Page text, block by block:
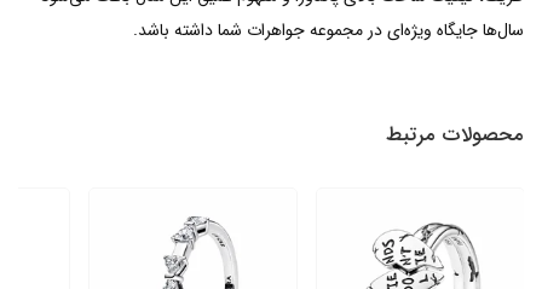
سال‌ها جایگاه ویژه‌ای در مجموعه جواهرات شما داشته باشد.
محصولات مرتبط